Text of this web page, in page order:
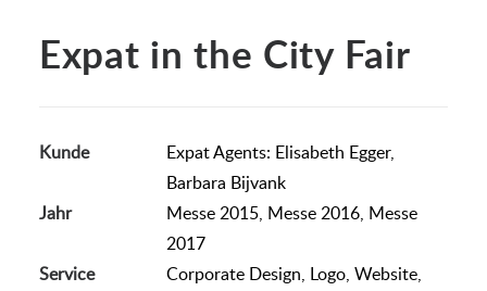
Expat in the City Fair
Kunde
Expat Agents: Elisabeth Egger,
Barbara Bijvank
Jahr
Messe 2015, Messe 2016, Messe
2017
Service
Corporate Design, Logo, Website,